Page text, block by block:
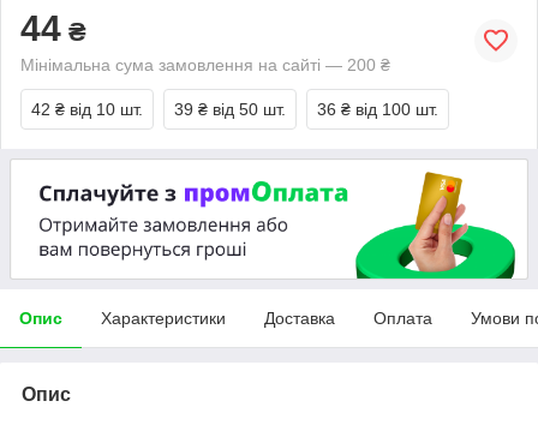
44 ₴
Мінімальна сума замовлення на сайті — 200 ₴
42 ₴ від 10 шт. 39 ₴ від 50 шт. 36 ₴ від 100 шт.
Опис Характеристики Доставка Оплата Умови
Опис